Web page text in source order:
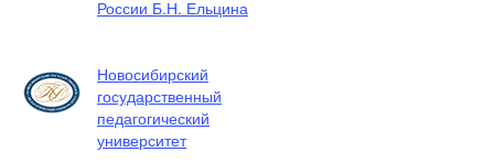
России Б.Н. Ельцина
Новосибирский
государственный
педагогический
университет